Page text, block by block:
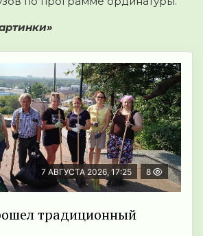
7 АВГУСТА 2026, 17:25 8
традиционный